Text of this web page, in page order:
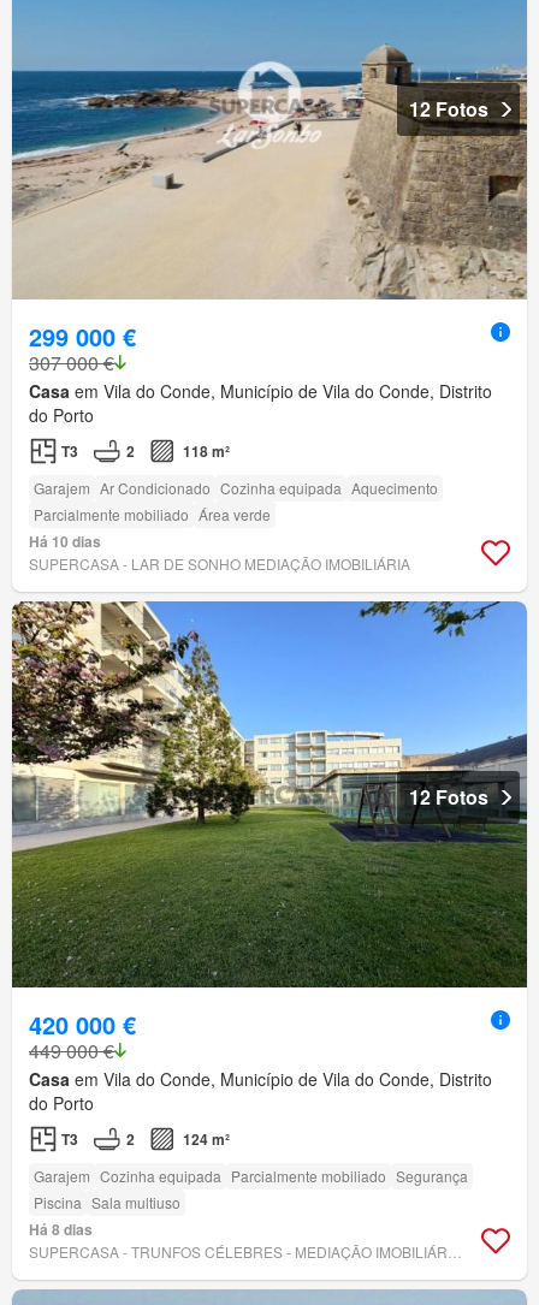
12 Fotos
299 000 €
307 000 €
Casa em Vila do Conde, Município de Vila do Conde, Distrito
do Porto
T3 2 118 m²
Garajem Ar Condicionado Cozinha equipada Aquecimento
Parcialmente mobiliado Área verde
Há 10 dias
SUPERCASA - LAR DE SONHO MEDIAÇÃO IMOBILIÁRIA
12 Fotos
420 000 €
449 000 €
Casa em Vila do Conde, Município de Vila do Conde, Distrito
do Porto
T3 2 124 m²
Garajem Cozinha equipada Parcialmente mobiliado Segurança
Piscina Sala multiuso
Há 8 dias